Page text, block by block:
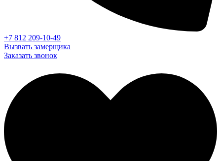
+7 812 209-10-49
Вызвать замерщика
Заказать звонок